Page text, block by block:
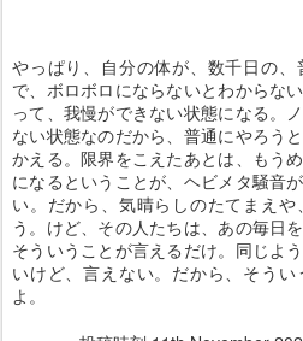
やっぱり、自分の体が、数千日の
で、ボロボロにならないとわからな
って、我慢ができない状態になる。
ない状態なのだから、普通にやろう
かえる。限界をこえたあとは、もう
になるということが、ヘビメタ騒音
い。だから、気晴らしのたてまえ
う。けど、その人たちは、あの毎日
そういうことが言えるだけ。同じよ
いけど、言えない。だから、そう
よ。